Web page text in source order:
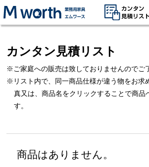
カンタン見積リスト
※ご家庭への販売は致しておりませんのでご
※リスト内で、同一商品仕様が違う物をお求
真又は、商品名をクリックすることで商品
す。
商品はありません。